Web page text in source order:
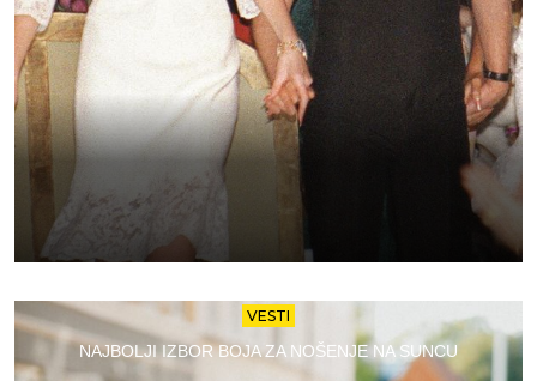
VESTI
NAJBOLJI IZBOR BOJA ZA NOŠENJE NA SUNCU